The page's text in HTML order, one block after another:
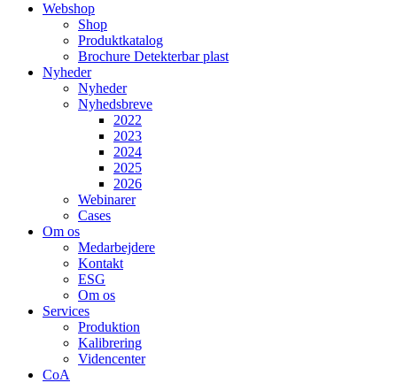
Webshop
Shop
Produktkatalog
Brochure Detekterbar plast
Nyheder
Nyheder
Nyhedsbreve
2022
2023
2024
2025
2026
Webinarer
Cases
Om os
Medarbejdere
Kontakt
ESG
Om os
Services
Produktion
Kalibrering
Videncenter
CoA